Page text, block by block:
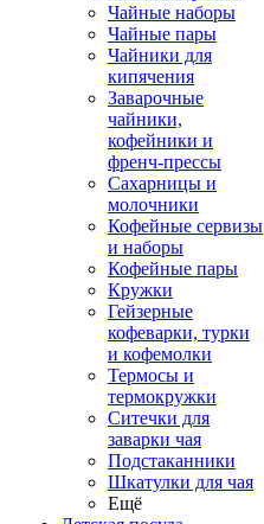
Чайные наборы
Чайные пары
Чайники для
кипячения
Заварочные
чайники,
кофейники и
френч-прессы
Сахарницы и
молочники
Кофейные сервизы
и наборы
Кофейные пары
Кружки
Гейзерные
кофеварки, турки
и кофемолки
Термосы и
термокружки
Ситечки для
заварки чая
Подстаканники
Шкатулки для чая
Ещё